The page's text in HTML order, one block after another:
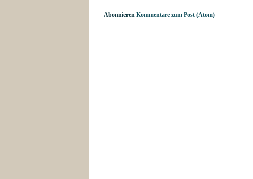
Abonnieren Kommentare zum Post (Atom)